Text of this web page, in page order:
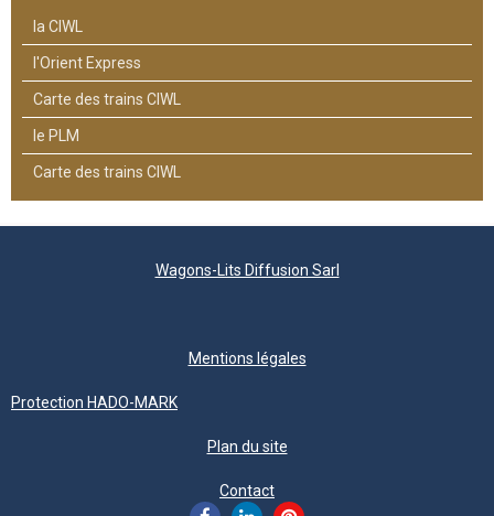
la CIWL
l'Orient Express
Carte des trains CIWL
le PLM
Carte des trains CIWL
Wagons-Lits Diffusion Sarl
Mentions légales
Protection HADO-MARK
Plan du site
Contact